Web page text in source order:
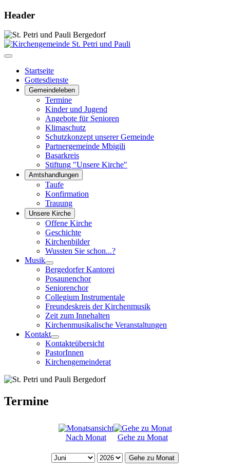
Header
Startseite
Gottesdienste
Gemeindeleben
Termine
Kinder und Jugend
Angebote für Senioren
Klimaschutz
Schutzkonzept unserer Gemeinde
Partnergemeinde Mbigili
Basarkreis
Stiftung "Unsere Kirche"
Amtshandlungen
Taufe
Konfirmation
Trauung
Unsere Kirche
Offene Kirche
Geschichte
Kirchenbilder
Wussten Sie schon...?
Musik
Bergedorfer Kantorei
Posaunenchor
Seniorenchor
Collegium Instrumentale
Freundeskreis der Kirchenmusik
Zeit zum Innehalten
Kirchenmusikalische Veranstaltungen
Kontakt
Kontakteübersicht
PastorInnen
Kirchengemeinderat
Termine
Nach Monat Gehe zu Monat
Gehe zu Monat